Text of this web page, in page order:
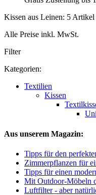
Kissen aus Leinen: 5 Artikel
Alle Preise inkl. MwSt.
Filter
Kategorien:
Textilien
Kissen
Aus unserem Magazin:
Tipps für den
Zimmerpflanzen für
Tipps für einen
Mit Outdoor-Möbeln
Luftfilter - aber